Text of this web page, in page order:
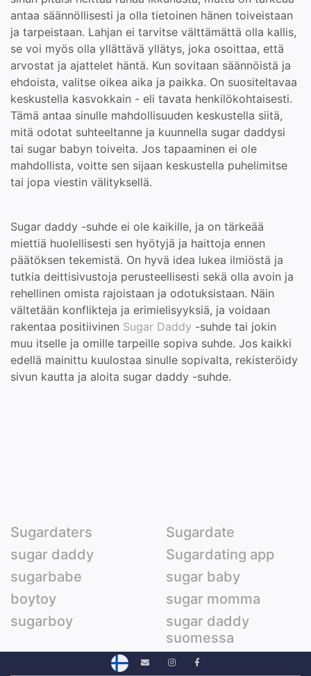
antaa säännöllisesti ja olla tietoinen hänen toiveistaan
ja tarpeistaan. Lahjan ei tarvitse välttämättä olla kallis,
se voi myös olla yllättävä yllätys, joka osoittaa, että
arvostat ja ajattelet häntä. Kun sovitaan säännöistä ja
ehdoista, valitse oikea aika ja paikka. On suositeltavaa
keskustella kasvokkain - eli tavata henkilökohtaisesti.
Tämä antaa sinulle mahdollisuuden keskustella siitä,
mitä odotat suhteeltanne ja kuunnella sugar daddysi
tai sugar babyn toiveita. Jos tapaaminen ei ole
mahdollista, voitte sen sijaan keskustella puhelimitse
tai jopa viestin välityksellä.
Sugar daddy -suhde ei ole kaikille, ja on tärkeää
miettiä huolellisesti sen hyötyjä ja haittoja ennen
päätöksen tekemistä. On hyvä idea lukea ilmiöstä ja
tutkia deittisivustoja perusteellisesti sekä olla avoin ja
rehellinen omista rajoistaan ja odotuksistaan. Näin
vältetään konflikteja ja erimielisyyksiä, ja voidaan
rakentaa positiivinen Sugar Daddy -suhde tai jokin
muu itselle ja omille tarpeille sopiva suhde. Jos kaikki
edellä mainittu kuulostaa sinulle sopivalta, rekisteröidy
sivun kautta ja aloita sugar daddy -suhde.
Sugardaters
Sugardate
sugar daddy
Sugardating app
sugarbabe
sugar baby
boytoy
sugar momma
sugarboy
sugar daddy
suomessa